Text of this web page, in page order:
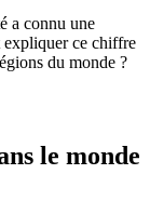
a connu une
expliquer ce chiffre
du monde ?
le monde